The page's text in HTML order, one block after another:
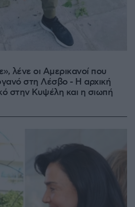
λένε οι Αμερικανοί που
στη Λέσβο - Η αρχική
στην Κυψέλη και η σιωπή